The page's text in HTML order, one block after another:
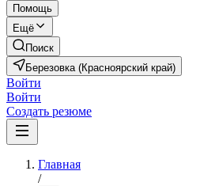
Помощь
Ещё
Поиск
Березовка (Красноярский край)
Войти
Войти
Создать резюме
Главная
/